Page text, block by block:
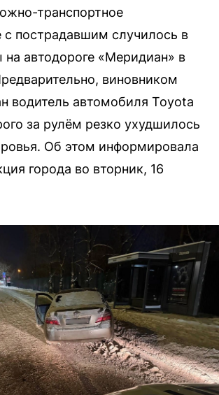
транспортное
с пострадавшим случилось в
на автодороге «Меридиан» в
виновником
водитель автомобиля Toyota
за рулём резко ухудшилось
Об этом информировала
города во вторник, 16